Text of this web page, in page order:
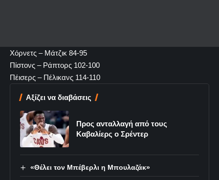
Χόρνετς – Μάτζικ 84-95
Πίστονς – Ράπτορς 102-100
Πέισερς – Πέλικανς 114-110
Αξίζει να διαβάσεις
Προς ανταλλαγή από τους
Καβαλίερς ο Σρέντερ
«Θέλει τον Μπέβερλι η Μπουλαζάκ»